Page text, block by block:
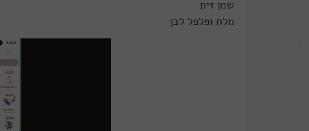
שמן זית
מלח ופלפל לבן